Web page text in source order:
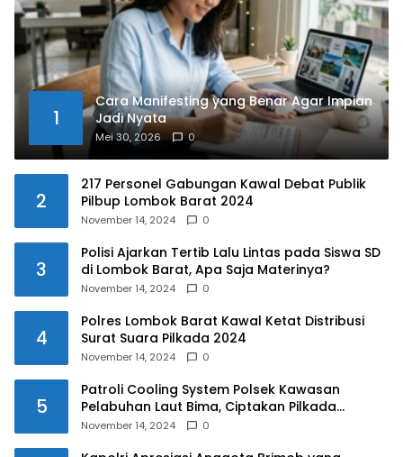
1
Cara Manifesting yang Benar Agar Impian
Jadi Nyata
Mei 30, 2026 0
2
217 Personel Gabungan Kawal Debat Publik
Pilbup Lombok Barat 2024
November 14, 2024 0
3
Polisi Ajarkan Tertib Lalu Lintas pada Siswa SD
di Lombok Barat, Apa Saja Materinya?
November 14, 2024 0
4
Polres Lombok Barat Kawal Ketat Distribusi
Surat Suara Pilkada 2024
November 14, 2024 0
5
Patroli Cooling System Polsek Kawasan
Pelabuhan Laut Bima, Ciptakan Pilkada
Serentak 2024 yang Aman dan Damai
November 14, 2024 0